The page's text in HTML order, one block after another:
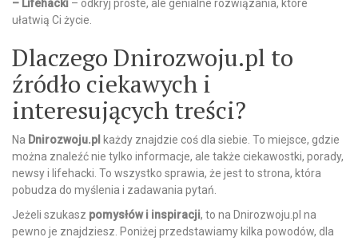
– Lifehacki – odkryj proste, ale genialne rozwiązania, które
ułatwią Ci życie.
Dlaczego Dnirozwoju.pl to
źródło ciekawych i
interesujących treści?
Na Dnirozwoju.pl każdy znajdzie coś dla siebie. To miejsce, gdzie
można znaleźć nie tylko informacje, ale także ciekawostki, porady,
newsy i lifehacki. To wszystko sprawia, że jest to strona, która
pobudza do myślenia i zadawania pytań.
Jeżeli szukasz pomysłów i inspiracji, to na Dnirozwoju.pl na
pewno je znajdziesz. Poniżej przedstawiamy kilka powodów, dla